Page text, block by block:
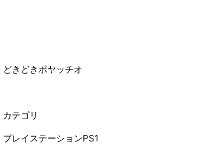
どきどきポヤッチオ
カテゴリ
プレイステーションPS1